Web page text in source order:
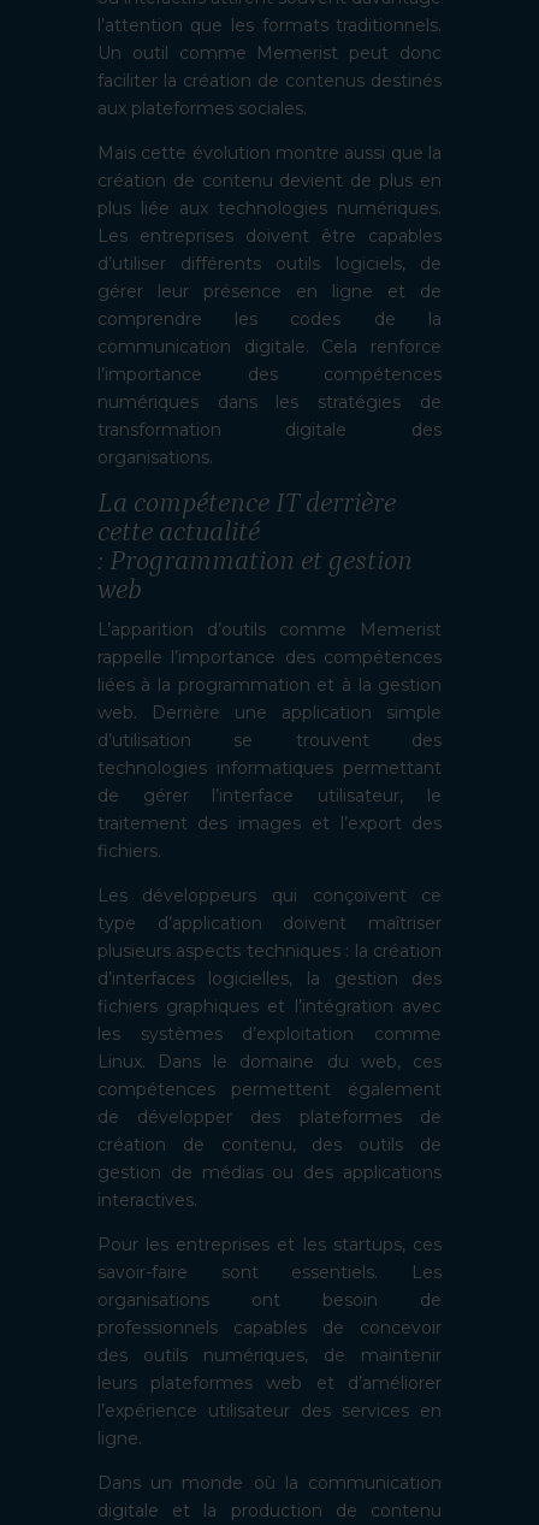
l’attention que les formats traditionnels.
Un outil comme Memerist peut donc
faciliter la création de contenus destinés
aux plateformes sociales.
Mais cette évolution montre aussi que la
création de contenu devient de plus en
plus liée aux technologies numériques.
Les entreprises doivent être capables
d’utiliser différents outils logiciels, de
gérer leur présence en ligne et de
comprendre les codes de la
communication digitale. Cela renforce
l’importance des compétences
numériques dans les stratégies de
transformation digitale des
organisations.
La compétence IT derrière
cette actualité
: Programmation et gestion
web
L’apparition d’outils comme Memerist
rappelle l’importance des compétences
liées à la programmation et à la gestion
web. Derrière une application simple
d’utilisation se trouvent des
technologies informatiques permettant
de gérer l’interface utilisateur, le
traitement des images et l’export des
fichiers.
Les développeurs qui conçoivent ce
type d’application doivent maîtriser
plusieurs aspects techniques : la création
d’interfaces logicielles, la gestion des
fichiers graphiques et l’intégration avec
les systèmes d’exploitation comme
Linux. Dans le domaine du web, ces
compétences permettent également
de développer des plateformes de
création de contenu, des outils de
gestion de médias ou des applications
interactives.
Pour les entreprises et les startups, ces
savoir-faire sont essentiels. Les
organisations ont besoin de
professionnels capables de concevoir
des outils numériques, de maintenir
leurs plateformes web et d’améliorer
l’expérience utilisateur des services en
ligne.
Dans un monde où la communication
digitale et la production de contenu